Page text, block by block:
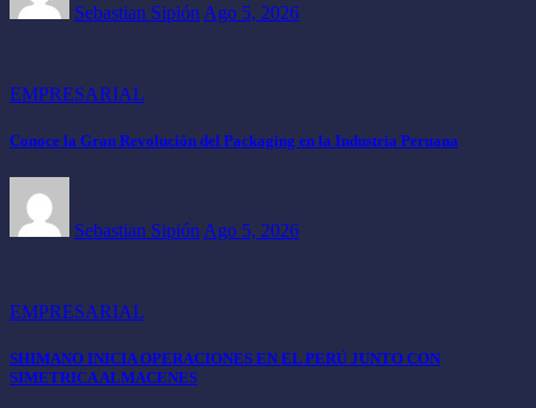
Sebastian Sipión Ago 5, 2026
EMPRESARIAL
Conoce la Gran Revolución del Packaging en la Industria Peruana
Sebastian Sipión Ago 5, 2026
EMPRESARIAL
SHIMANO INICIA OPERACIONES EN EL PERÚ JUNTO CON
SIMETRICA ALMACENES